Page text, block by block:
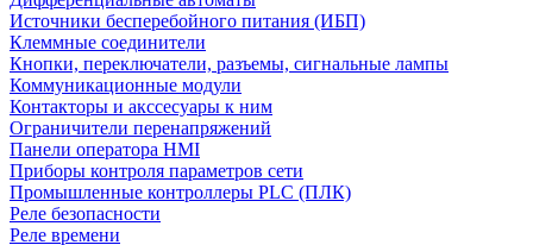
Источники бесперебойного питания (ИБП)
Клеммные соединители
Кнопки, переключатели, разъемы, сигнальные лампы
Коммуникационные модули
Контакторы и акссесуары к ним
Ограничители перенапряжений
Панели оператора HMI
Приборы контроля параметров сети
Промышленные контроллеры PLC (ПЛК)
Реле безопасности
Реле времени